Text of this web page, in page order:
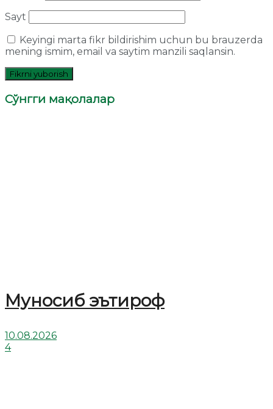
Sayt
Keyingi marta fikr bildirishim uchun bu brauzerda
mening ismim, email va saytim manzili saqlansin.
Сўнгги мақолалар
Муносиб эътироф
10.08.2026
4